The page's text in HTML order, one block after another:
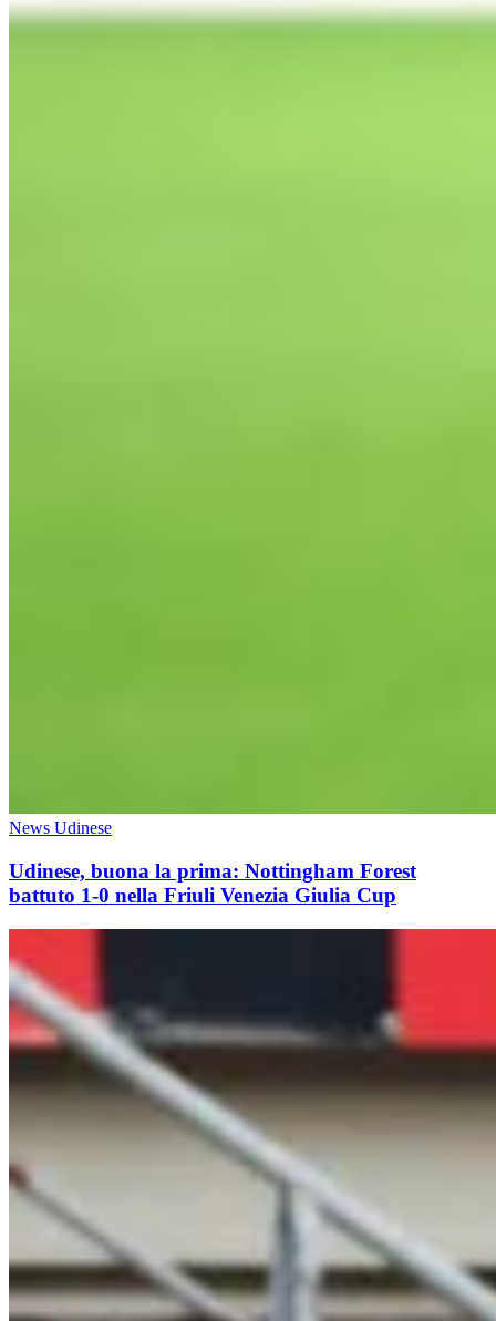
News Udinese
Udinese, buona la prima: Nottingham Forest
battuto 1-0 nella Friuli Venezia Giulia Cup